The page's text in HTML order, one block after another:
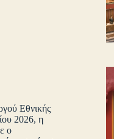
Εθνικής
2026, η
ο